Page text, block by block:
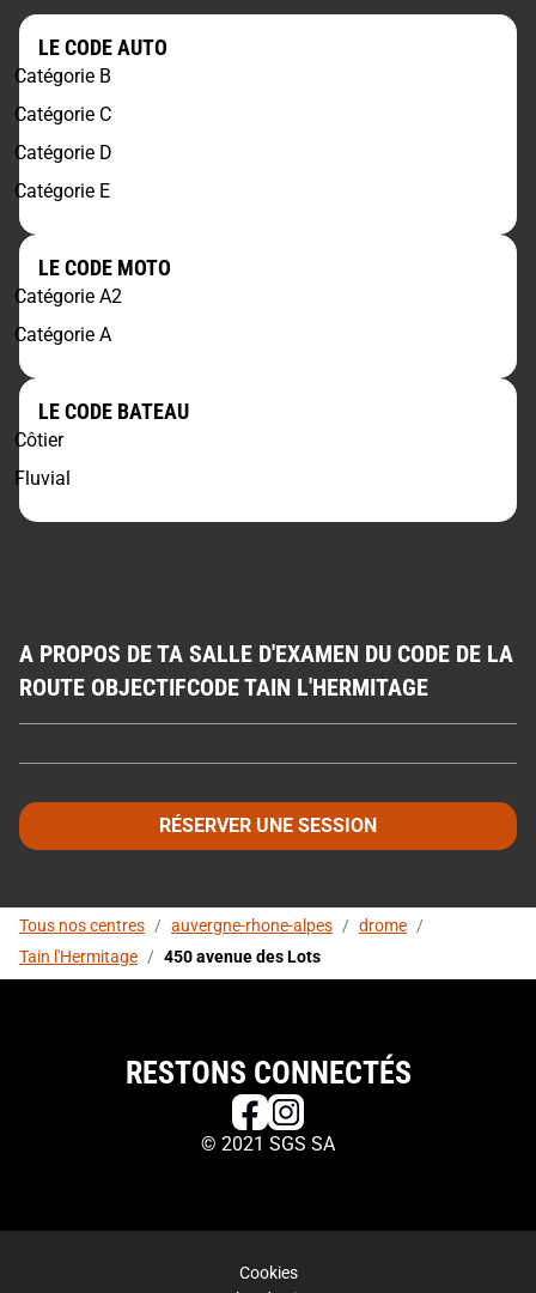
LE CODE AUTO
Catégorie B
Catégorie C
Catégorie D
Catégorie E
LE CODE MOTO
Catégorie A2
Catégorie A
LE CODE BATEAU
Côtier
Fluvial
A PROPOS DE TA SALLE D'EXAMEN DU CODE DE LA
ROUTE OBJECTIFCODE TAIN L'HERMITAGE
RÉSERVER UNE SESSION
Tous nos centres / auvergne-rhone-alpes / drome /
Tain l'Hermitage / 450 avenue des Lots
RESTONS CONNECTÉS
© 2021 SGS SA
Cookies